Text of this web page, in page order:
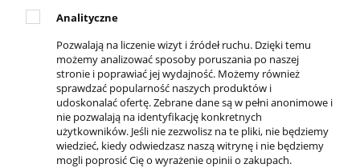
Twoje zamówienia
Ustawienia konta
Ulubione
Formy płatności
Czas i koszty dostawy
Analityczne
Pozwalają na liczenie wizyt i źródeł ruchu. Dzięki temu
możemy analizować sposoby poruszania po naszej
stronie i poprawiać jej wydajność. Możemy również
sprawdzać popularność naszych produktów i
udoskonalać ofertę. Zebrane dane są w pełni anonimowe i
nie pozwalają na identyfikację konkretnych
użytkowników. Jeśli nie zezwolisz na te pliki, nie będziemy
wiedzieć, kiedy odwiedzasz naszą witrynę i nie będziemy
mogli poprosić Cię o wyrażenie opinii o zakupach.